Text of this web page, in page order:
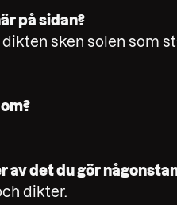
på sidan?
sken solen som
av det du gör
dikter.